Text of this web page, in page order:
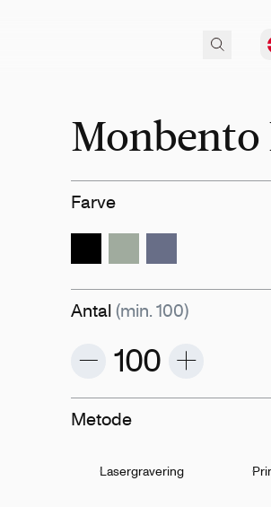
Monbento
Farve
Antal (min. 100)
Metode
Lasergravering